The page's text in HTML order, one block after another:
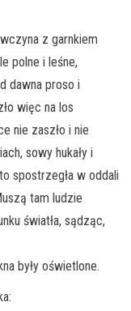
z garnkiem
polne i leśne,
dawna proso i
więc na los
nie zaszło i nie
sowy hukały i
spostrzegła w oddali
tam ludzie
światła, sądząc,
były oświetlone.